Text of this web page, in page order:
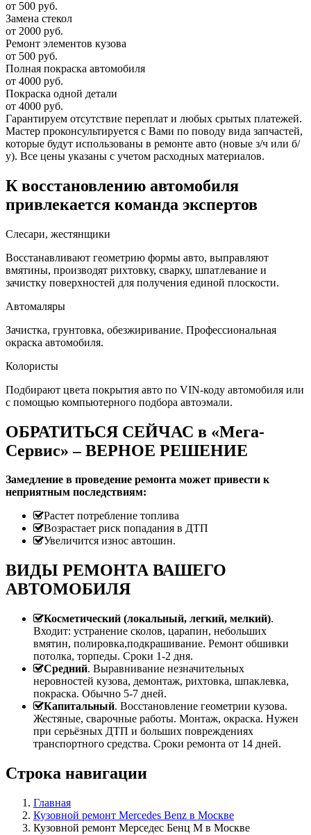
от 500 руб.
Замена стекол
от 2000 руб.
Ремонт элементов кузова
от 500 руб.
Полная покраска автомобиля
от 4000 руб.
Покраска одной детали
от 4000 руб.
Гарантируем отсутствие переплат и любых срытых платежей.
Мастер проконсультируется с Вами по поводу вида запчастей,
которые будут использованы в ремонте авто (новые з/ч или б/
у). Все цены указаны с учетом расходных материалов.
К восстановлению автомобиля
привлекается команда экспертов
Слесари, жестянщики
Восстанавливают геометрию формы авто, выправляют
вмятины, производят рихтовку, сварку, шпатлевание и
зачистку поверхностей для получения единой плоскости.
Автомаляры
Зачистка, грунтовка, обезжиривание. Профессиональная
окраска автомобиля.
Колористы
Подбирают цвета покрытия авто по VIN-коду автомобиля или
с помощью компьютерного подбора автоэмали.
ОБРАТИТЬСЯ СЕЙЧАС в «Мега-
Сервис» – ВЕРНОЕ РЕШЕНИЕ
Замедление в проведение ремонта может привести к
неприятным последствиям:
Растет потребление топлива
Возрастает риск попадания в ДТП
Увеличится износ автошин.
ВИДЫ РЕМОНТА ВАШЕГО
АВТОМОБИЛЯ
Косметический (локальный, легкий, мелкий).
Входит: устранение сколов, царапин, небольших
вмятин, полировка,подкрашивание. Ремонт обшивки
потолка, торпеды. Сроки 1-2 дня.
Средний. Выравнивание незначительных
неровностей кузова, демонтаж, рихтовка, шпаклевка,
покраска. Обычно 5-7 дней.
Капитальный. Восстановление геометрии кузова.
Жестяные, сварочные работы. Монтаж, окраска. Нужен
при серьёзных ДТП и больших повреждениях
транспортного средства. Сроки ремонта от 14 дней.
Строка навигации
Главная
Кузовной ремонт Mercedes Benz в Москве
Кузовной ремонт Мерседес Бенц M в Москве